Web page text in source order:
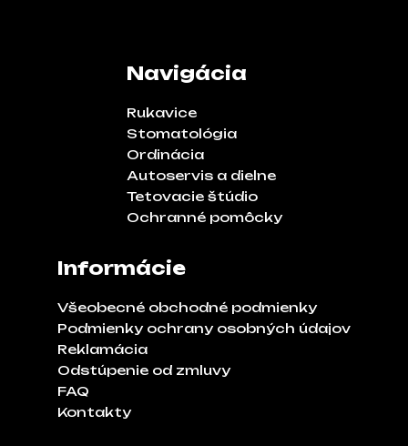
Navigácia
Rukavice
Stomatológia
Ordinácia
Autoservis a dielne
Tetovacie štúdio
Ochranné pomôcky
Informácie
Všeobecné obchodné podmienky
Podmienky ochrany osobných údajov
Reklamácia
Odstúpenie od zmluvy
FAQ
Kontakty